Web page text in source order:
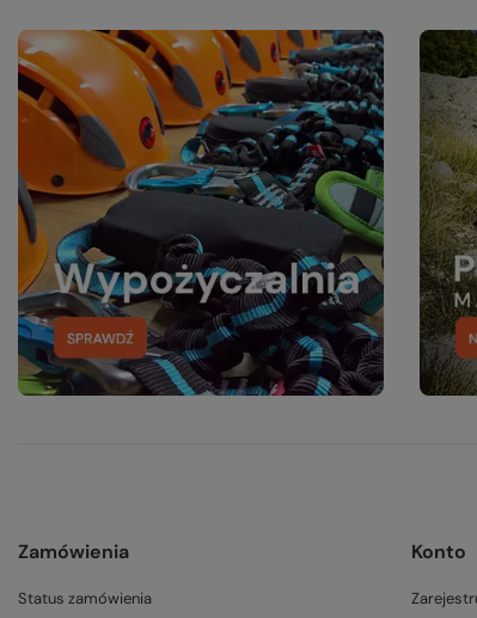
Zamówienia
Status zamówienia
Konto